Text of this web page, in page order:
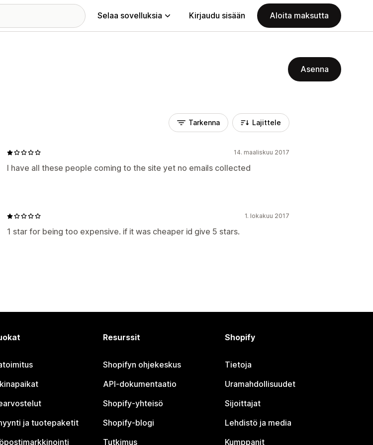
Selaa sovelluksia Kirjaudu sisään Aloita maksutta
Asenna
Tarkenna Lajittele
14. maaliskuu 2017
I have all these people coming to the site yet no emails collected
1. lokakuu 2017
1 star for being too expensive. if it was cheaper id give 5 stars.
ja tuotepaketit
Resurssit
Shopifyn ohjekeskus
API-dokumentaatio
Shopify-yhteisö
Shopify-blogi
Tutkimus
Shopify
Tietoja
Uramahdollisuudet
Sijoittajat
Lehdistö ja media
Kumppanit